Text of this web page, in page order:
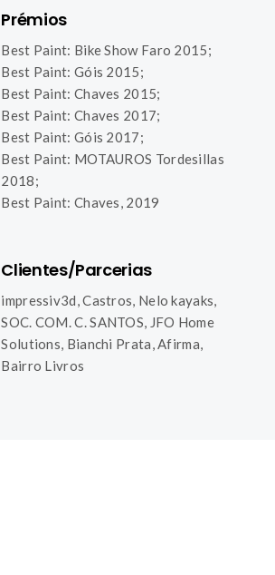
Prémios
Best Paint: Bike Show Faro 2015;
Best Paint: Góis 2015;
Best Paint: Chaves 2015;
Best Paint: Chaves 2017;
Best Paint: Góis 2017;
Best Paint: MOTAUROS Tordesillas
2018;
Best Paint: Chaves, 2019
Clientes/Parcerias
impressiv3d, Castros, Nelo kayaks,
SOC. COM. C. SANTOS, JFO Home
Solutions, Bianchi Prata, Afirma,
Bairro Livros